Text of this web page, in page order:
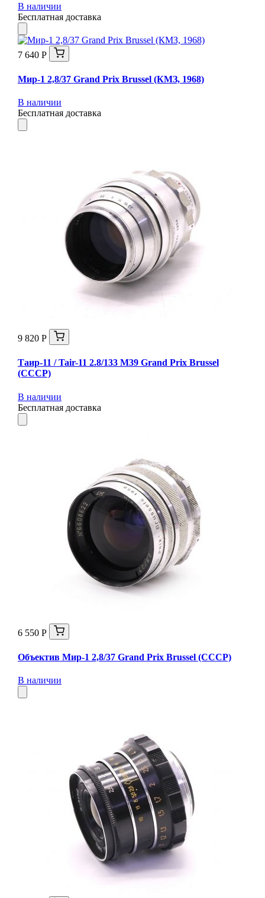
В наличии
Бесплатная доставка
7 640 Р
Мир-1 2,8/37 Grand Prix Brussel (КМЗ, 1968)
В наличии
Бесплатная доставка
9 820 Р
Таир-11 / Tair-11 2.8/133 M39 Grand Prix Brussel
(СССР)
В наличии
Бесплатная доставка
6 550 Р
Объектив Мир-1 2,8/37 Grand Prix Brussel (СССР)
В наличии